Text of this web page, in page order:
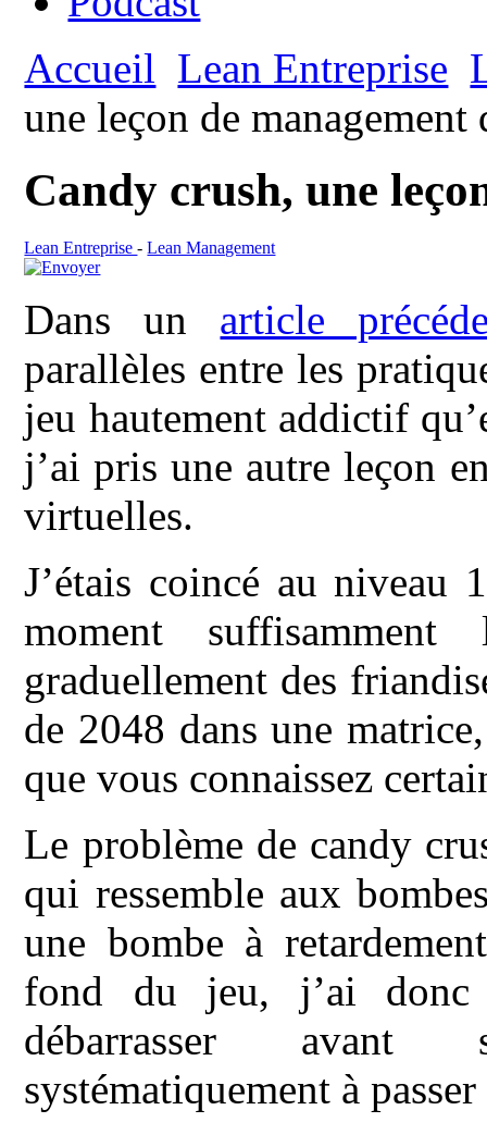
Accueil Lean Entreprise
une leçon de management
Candy crush, une
Lean Entreprise-Lean Management
Dans un article
parallèles entre les
jeu hautement addictif
j’ai pris une autre leçon
virtuelles.
J’étais coincé au niveau
moment
graduellement des
de 2048 dans une
que vous connaissez
Le problème de candy
qui ressemble aux
une bombe à
fond du jeu, j’ai donc
débarrasser avant
systématiquement à